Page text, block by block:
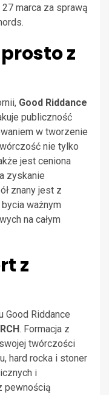
marca za sprawą
z
Good Riddance
publiczność
w tworzenie
nie tylko
jest ceniona
zyskanie
znany jest z
ważnym
na całym
z
Good Riddance
. Formacja z
twórczości
hard rocka i stoner
i
pewnością